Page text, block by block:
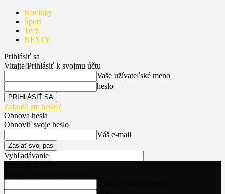
Novinky
Šport
Tech
NESTY
Prihlásiť sa
Vitajte!Prihlásiť k svojmu účtu
Vaše užívateľské meno
heslo
Zabudli ste heslo?
Obnova hesla
Obnoviť svoje heslo
Váš e-mail
Vyhľadávanie